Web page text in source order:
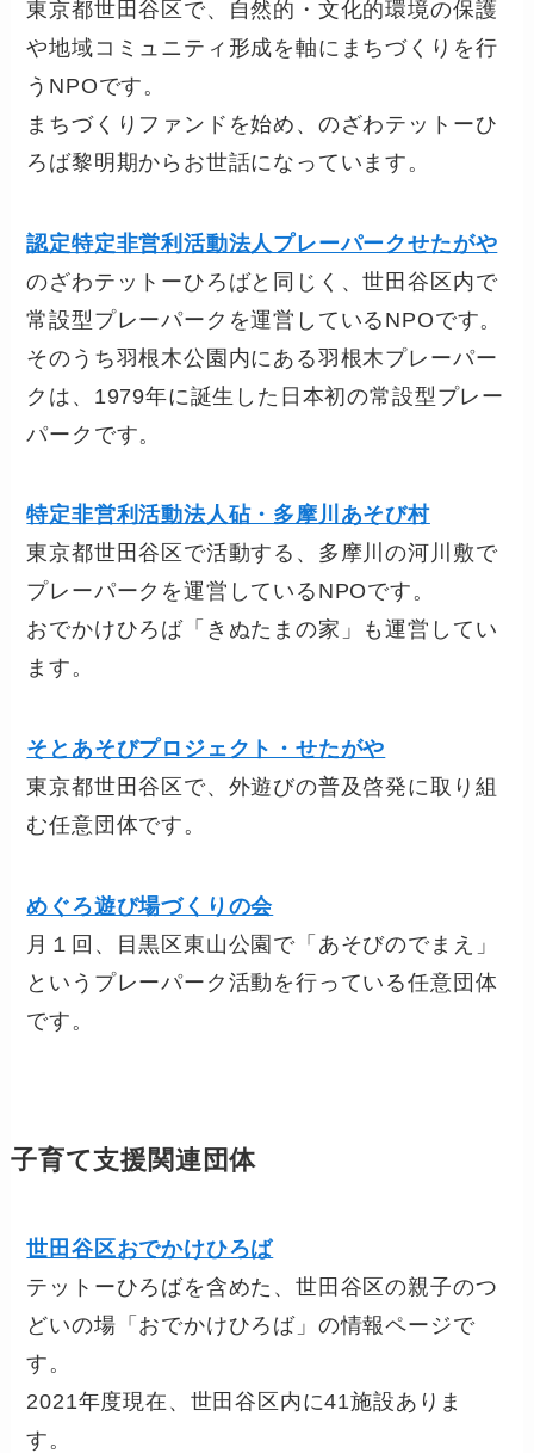
東京都世田谷区で、自然的・文化的環境の保護
や地域コミュニティ形成を軸にまちづくりを行
うNPOです。
まちづくりファンドを始め、のざわテットーひ
ろば黎明期からお世話になっています。
認定特定非営利活動法人プレーパークせたがや
のざわテットーひろばと同じく、世田谷区内で
常設型プレーパークを運営しているNPOです。
そのうち羽根木公園内にある羽根木プレーパー
クは、1979年に誕生した日本初の常設型プレー
パークです。
特定非営利活動法人砧・多摩川あそび村
東京都世田谷区で活動する、多摩川の河川敷で
プレーパークを運営しているNPOです。
おでかけひろば「きぬたまの家」も運営してい
ます。
そとあそびプロジェクト・せたがや
東京都世田谷区で、外遊びの普及啓発に取り組
む任意団体です。
めぐろ遊び場づくりの会
月１回、目黒区東山公園で「あそびのでまえ」
というプレーパーク活動を行っている任意団体
です。
子育て支援関連団体
世田谷区おでかけひろば
テットーひろばを含めた、世田谷区の親子のつ
どいの場「おでかけひろば」の情報ページで
す。
2021年度現在、世田谷区内に41施設ありま
す。